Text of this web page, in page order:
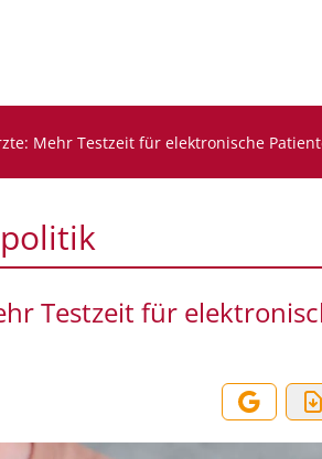
Mehr Testzeit für elektronische
Testzeit für